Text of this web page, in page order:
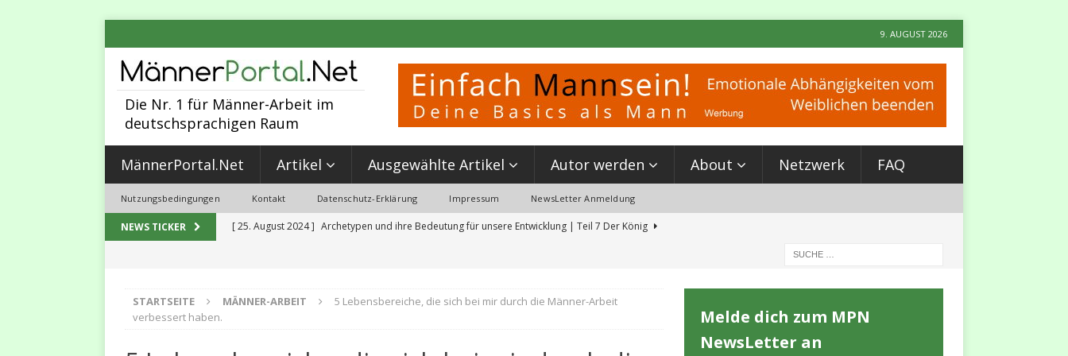
9. AUGUST 2026
Die Nr. 1 für Männer-Arbeit im
deutschsprachigen Raum
MännerPortal.Net Artikel Ausgewählte Artikel Autor werden About Netzwerk FAQ
Nutzungsbedingungen Kontakt Datenschutz-Erklärung Impressum NewsLetter Anmeldung
NEWS TICKER [ 25. August 2024 ] Archetypen und ihre Bedeutung für unsere Entwicklung | Teil 7 Der König
2023
MALEVOLUTION
STARTSEITE MÄNNER-ARBEIT
5 Lebensbereiche, die sich bei mir durch die Männer-Arbeit
verbessert haben.
Melde dich zum MPN
NewsLetter an